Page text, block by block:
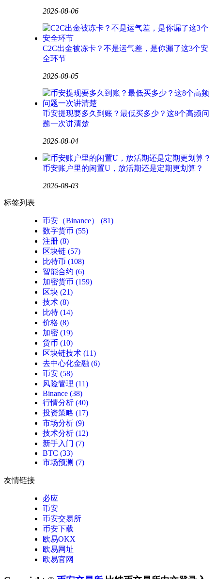
2026-08-06
C2C出金被冻卡？不是运气差，是你漏了这3个安
全环节
2026-08-05
币安提现要多久到账？最低买多少？这8个高频问
题一次讲清楚
2026-08-04
币安账户里的闲置U，放活期还是定期更划算？
2026-08-03
标签列表
币安（Binance）
(81)
数字货币 (55)
注册 (8)
区块链 (57)
比特币 (108)
智能合约 (6)
加密货币 (159)
区块 (21)
技术 (8)
比特 (14)
价格 (8)
加密 (19)
货币 (10)
区块链技术 (11)
去中心化金融 (6)
币安 (58)
风险管理 (11)
Binance (38)
行情分析 (40)
投资策略 (17)
市场分析 (9)
技术分析 (12)
新手入门 (7)
BTC (33)
市场预测 (7)
友情链接
必应
币安
币安交易所
币安下载
欧易OKX
欧易网址
欧易官网